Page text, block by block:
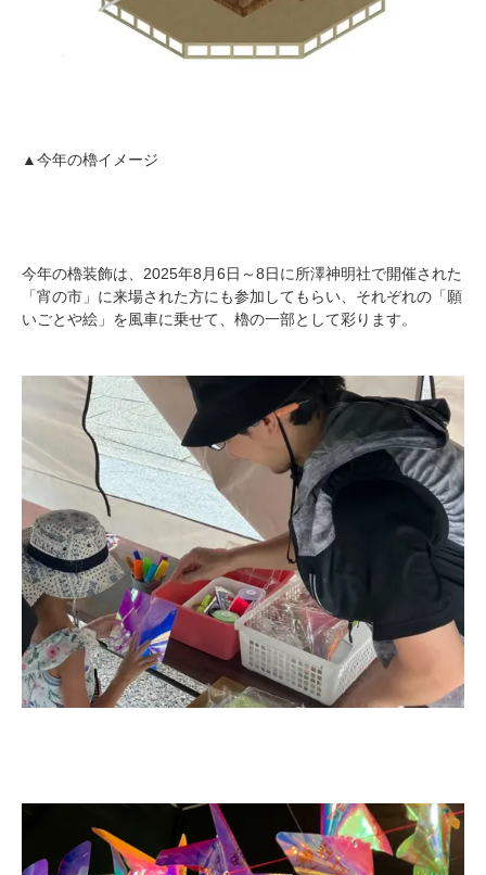
▲今年の櫓イメージ
今年の櫓装飾は、2025年8月6日～8日に所澤神明社で開催された
「宵の市」に来場された方にも参加してもらい、それぞれの「願
いごとや絵」を風車に乗せて、櫓の一部として彩ります。